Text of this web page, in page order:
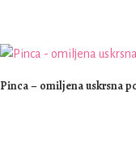
Pinca – omiljena uskrsna